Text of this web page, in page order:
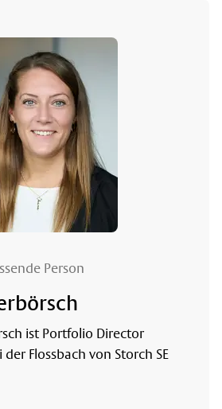
Person
ist Portfolio Director
Flossbach von Storch SE